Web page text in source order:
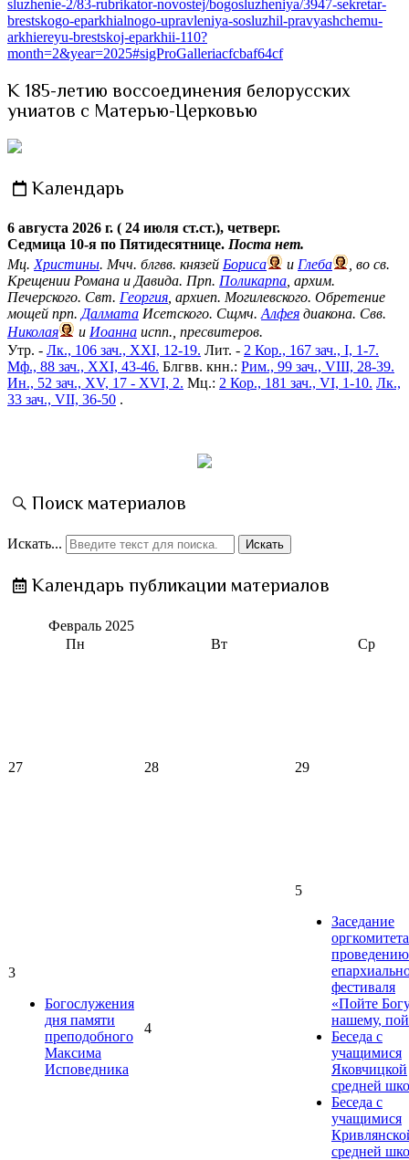
sluzhenie-2/83-rubrikator-novostej/bogosluzheniya/3947-sekretar-
brestskogo-eparkhialnogo-upravleniya-sosluzhil-pravyashchemu-
arkhiereyu-brestskoj-eparkhii-110?
month=2&year=2025#sigProGalleriacfcbaf64cf
К 185-летию воссоединения белорусских
униатов с Матерью-Церковью
Календарь
6 августа 2026 г. ( 24 июля ст.ст.), четверг.
Седмица 10-я по Пятидесятнице. Поста нет.
Мц. Христины. Мчч. блгвв. князей Бориса и Глеба
, во св.
Крещении Романа и Давида. Прп. Поликарпа , архим.
Печерского. Свт. Георгия , архиеп. Могилевского. Обретение
мощей прп. Далмата Исетского. Сщмч. Алфея диакона. Свв.
Николая
и Иоанна испп., пресвитеров.
Утр. - Лк., 106 зач., XXI, 12-19. Лит. - 2 Кор., 167 зач., I, 1-7.
Мф., 88 зач., XXI, 43-46. Блгвв. кнн.: Рим., 99 зач., VIII, 28-39.
Ин., 52 зач., XV, 17 - XVI, 2. Мц.: 2 Кор., 181 зач., VI, 1-10. Лк.,
33 зач., VII, 36-50 .
Поиск материалов
Искать... Искать
Календарь публикации материалов
Февраль 2025
Пн
Вт Ср
27 28 29
3
Богослужения
дня памяти
преподобного
Максима
Исповедника
4
5
Заседание
проведению
фестиваля
«Пойте
нашему,
Беседа с
учащимися
Яковчицкой
средней
Беседа с
учащимися
средней